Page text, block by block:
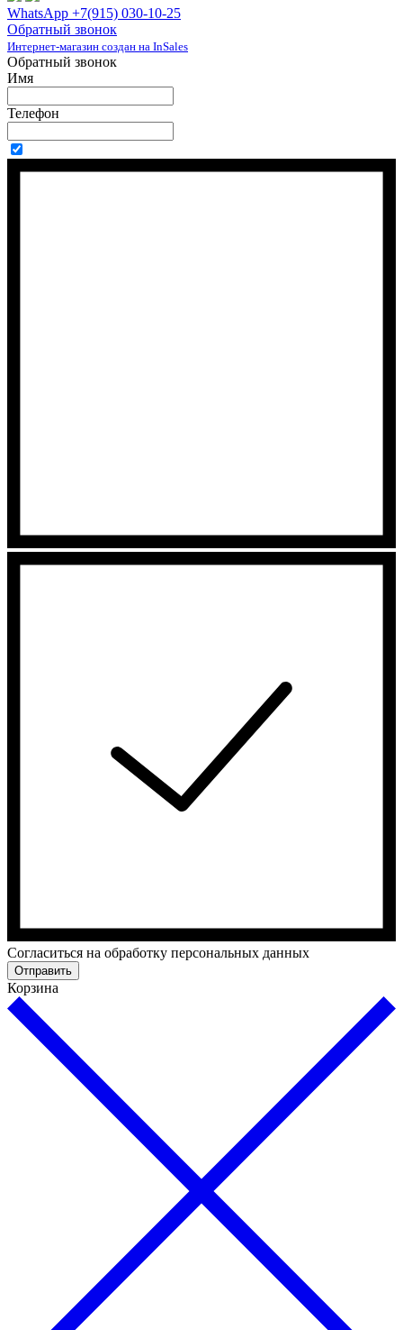
WhatsApp +7(915) 030-10-25
Обратный звонок
Интернет-магазин создан на InSales
Обратный звонок
Имя
Телефон
Cогласиться на обработку персональных данных
Отправить
Корзина